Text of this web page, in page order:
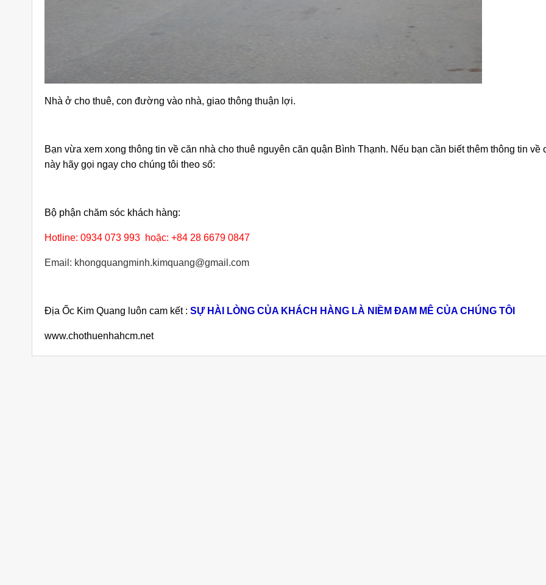
Nhà ở cho thuê, con đường vào nhà, giao thông thuận lợi.
Bạn vừa xem xong thông tin về căn nhà cho thuê nguyên căn quận Bình Thạnh. Nếu bạn cần biết thêm thông tin về
này hãy gọi ngay cho chúng tôi theo số:
Bộ phận chăm sóc khách hàng:
Hotline: 0934 073 993 hoặc: +84 28 6679 0847
Email: khongquangminh.kimquang@gmail.com
Địa Ốc Kim Quang luôn cam kết : SỰ HÀI LÒNG CỦA KHÁCH HÀNG LÀ NIỀM ĐAM MÊ CỦA CHÚNG TÔI
www.chothuenhahcm.net